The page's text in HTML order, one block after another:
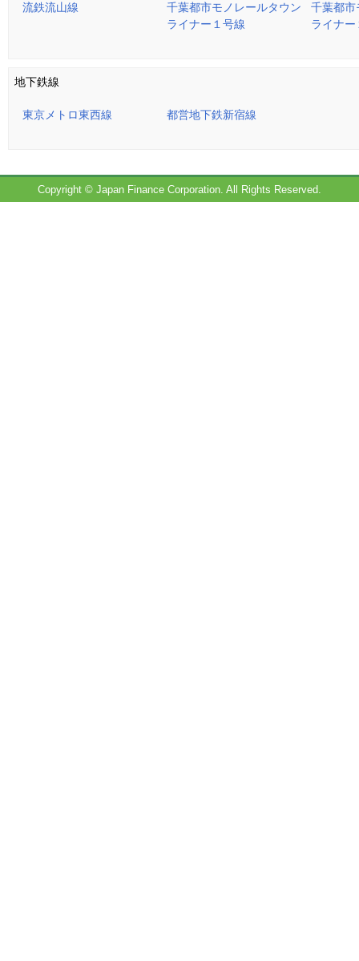
流鉄流山線
千葉都市モノレールタウン
ライナー１号線
千葉都市
ライナー
地下鉄線
東京メトロ東西線 都営地下鉄新宿線
Copyright © Japan Finance Corporation. All Rights Reserved.